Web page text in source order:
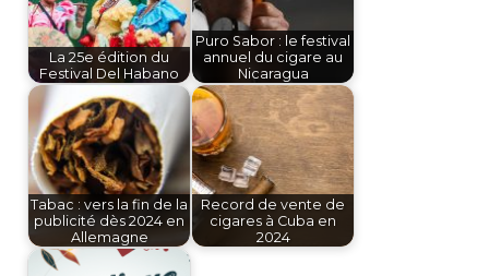
La 25e édition du
Festival Del Habano
Puro Sabor : le festival
annuel du cigare au
Nicaragua
Tabac : vers la fin de la
publicité dès 2024 en
Allemagne
Record de vente de
cigares à Cuba en
2024